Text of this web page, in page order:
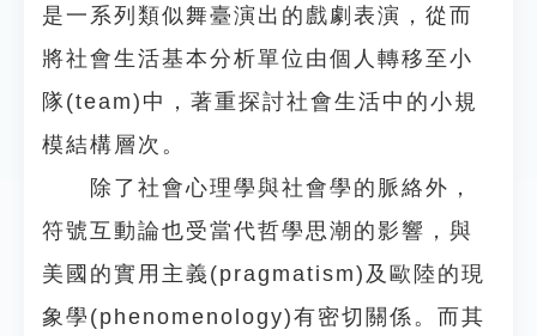
是一系列類似舞臺演出的戲劇表演，從而
將社會生活基本分析單位由個人轉移至小
隊(team)中，著重探討社會生活中的小規
模結構層次。
除了社會心理學與社會學的脈絡外，
符號互動論也受當代哲學思潮的影響，與
美國的實用主義(pragmatism)及歐陸的現
象學(phenomenology)有密切關係。而其